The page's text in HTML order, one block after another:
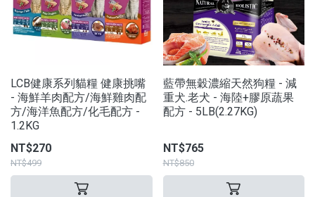
LCB健康系列貓糧 健康挑嘴
- 海鮮羊肉配方/海鮮雞肉配
方/海洋魚配方/化毛配方 -
1.2KG
NT$270
NT$499
藍帶無穀濃縮天然狗糧 - 減
重犬.老犬 - 海陸+膠原蔬果
配方 - 5LB(2.27KG)
NT$765
NT$850